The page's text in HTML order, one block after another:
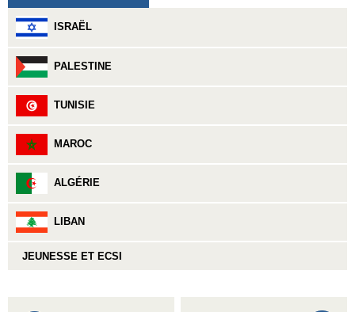
ISRAËL
PALESTINE
TUNISIE
MAROC
ALGÉRIE
LIBAN
JEUNESSE ET ECSI